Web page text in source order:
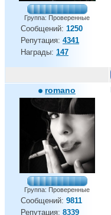
Группа: Проверенные
Сообщений: 1250
Репутация: 4341
Награды: 147
romano
Группа: Проверенные
Сообщений: 9811
Репутация: 8339